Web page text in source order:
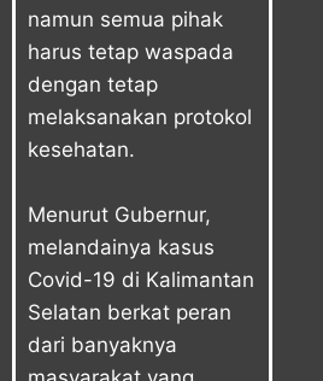
namun semua pihak
harus tetap waspada
dengan tetap
melaksanakan protokol
kesehatan.
Menurut Gubernur,
melandainya kasus
Covid-19 di Kalimantan
Selatan berkat peran
dari banyaknya